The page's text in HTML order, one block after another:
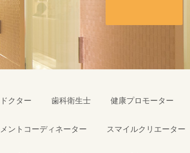
ドクター 歯科衛生士 健康プロモーター
メントコーディネーター スマイルクリエーター